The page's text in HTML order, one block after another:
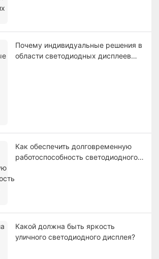
Почему индивидуальные решения в
области светодиодных дисплеев
Как обеспечить долговременную
работоспособность светодиодного
Какой должна быть яркость
уличного светодиодного дисплея?